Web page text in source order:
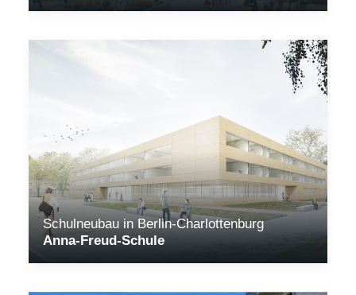
Schulneubau in Berlin-Charlottenburg
Anna-Freud-Schule